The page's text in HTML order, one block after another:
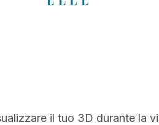
il tuo 3D durante la